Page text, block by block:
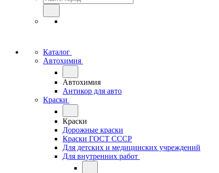
Каталог
Автохимия
Автохимия
Антикор для авто
Краски
Краски
Дорожные краски
Краски ГОСТ СССР
Для детских и медицинских учреждений
Для внутренних работ